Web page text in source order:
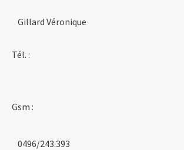
Gillard Véronique
Tél. :
Gsm :
0496/243.393